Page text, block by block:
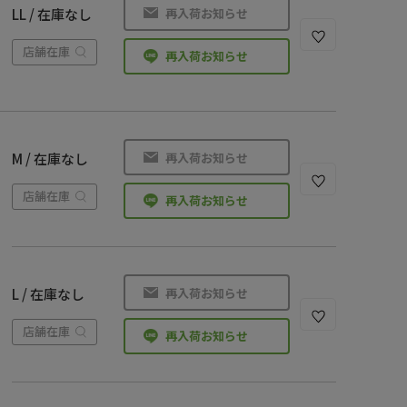
LL / 在庫なし
店舗在庫
再入荷お知らせ
再入荷お知らせ
M / 在庫なし
店舗在庫
再入荷お知らせ
再入荷お知らせ
L / 在庫なし
店舗在庫
再入荷お知らせ
再入荷お知らせ